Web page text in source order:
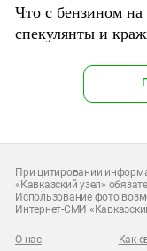
Что с бензином
спекулянты и
При цитировании
«Кавказский узел»
Использование фото
Интернет-СМИ
О нас Как